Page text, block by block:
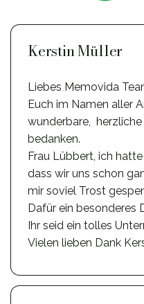
Kerstin Müller
Liebes Memovida
Euch im Namen aller
wunderbare,
bedanken.
Frau Lübbert, ich
dass wir uns schon
mir soviel Trost
Dafür ein besonderes
Ihr seid ein tolles
Vielen lieben Dank